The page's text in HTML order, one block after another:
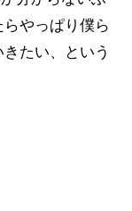
やっぱり僕ら
たい、という